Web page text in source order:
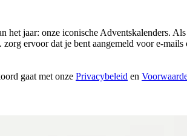
jaar: onze iconische Adventskalenders.
ervoor dat je bent aangemeld voor e-
gaat met onze Privacybeleid en